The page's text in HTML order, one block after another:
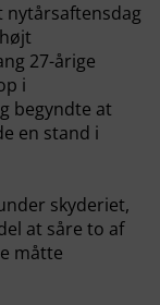
nytårsaftensdag
27-årige
i
begyndte at
en stand i
skyderiet,
at såre to af
måtte